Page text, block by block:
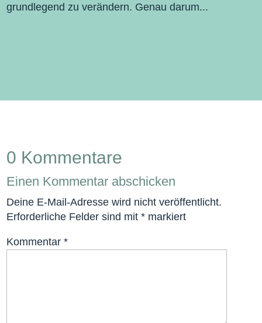
grundlegend zu verändern. Genau darum...
0 Kommentare
Einen Kommentar abschicken
Deine E-Mail-Adresse wird nicht veröffentlicht.
Erforderliche Felder sind mit* markiert
Kommentar*